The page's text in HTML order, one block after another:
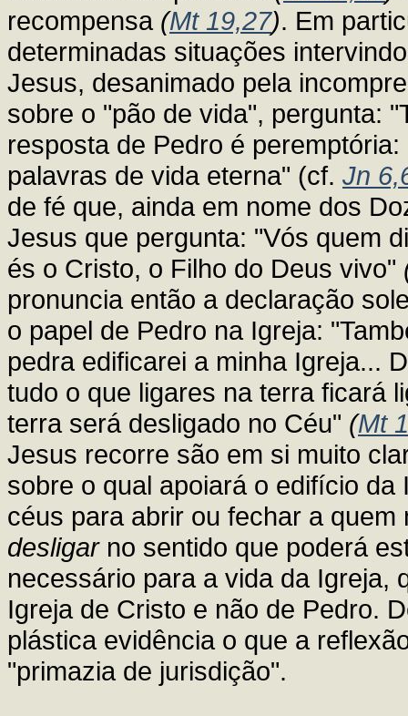
recompensa (Mt 19,27). Em
determinadas situações
Jesus, desanimado pela
sobre o "pão de vida", pergunta:
resposta de Pedro é
palavras de vida eterna" (cf. Jn
de fé que, ainda em nome dos
Jesus que pergunta: "Vós quem
és o Cristo, o Filho do Deus vivo"
pronuncia então a declaração
o papel de Pedro na Igreja:
pedra edificarei a minha Igreja...
tudo o que ligares na terra ficará
terra será desligado no Céu" (Mt
Jesus recorre são em si muito
sobre o qual apoiará o edifício
céus para abrir ou fechar a
desligarno sentido que poderá
necessário para a vida da Igreja,
Igreja de Cristo e não de Pedro.
plástica evidência o que a
"primazia de jurisdição".